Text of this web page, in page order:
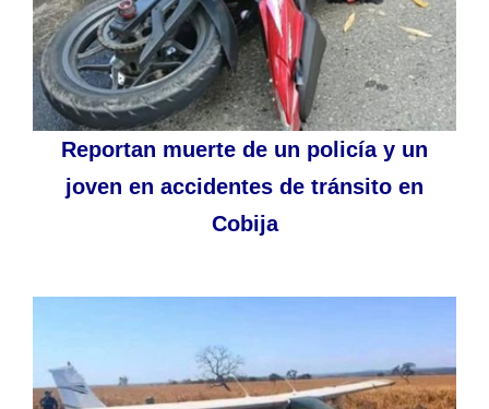
Reportan muerte de un policía y un
joven en accidentes de tránsito en
Cobija